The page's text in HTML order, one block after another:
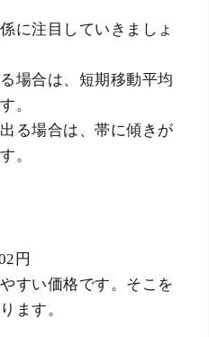
に注目していきましょ
場合は、短期移動平均
。
る場合は、帯に傾きが
。
円
すい価格です。そこを
ます。